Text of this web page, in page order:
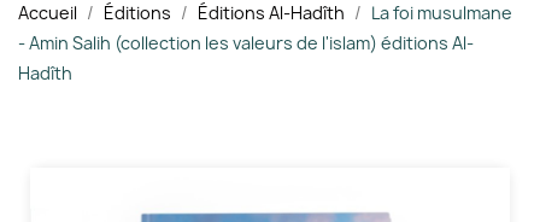
Accueil Éditions Éditions Al-Hadîth
La foi musulmane
- Amin Salih (collection les valeurs de l'islam) éditions Al-
Hadîth